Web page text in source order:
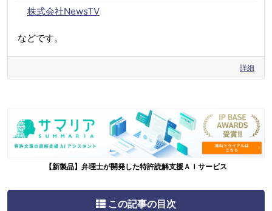
株式会社NewsTV
などです。
詳細
【新製品】弁理士が開発した特許読解支援ＡＩサービス
この記事の目次